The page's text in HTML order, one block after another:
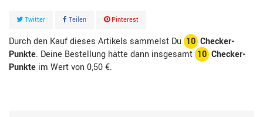
Twitter Teilen Pinterest
Durch den Kauf dieses Artikels sammelst Du 10 Checker-
Punkte. Deine Bestellung hätte dann insgesamt 10 Checker-
Punkte im Wert von0,50 €.